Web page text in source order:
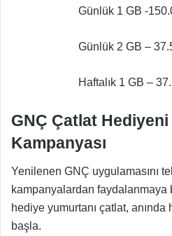
Günlük 1 GB -
Günlük 2 GB –
Haftalık 1 GB –
GNÇ Çatlat Hediyeni
Kampanyası
Yenilenen GNÇ uygulamasını
kampanyalardan faydalanmaya
hediye yumurtanı çatlat,
başla.